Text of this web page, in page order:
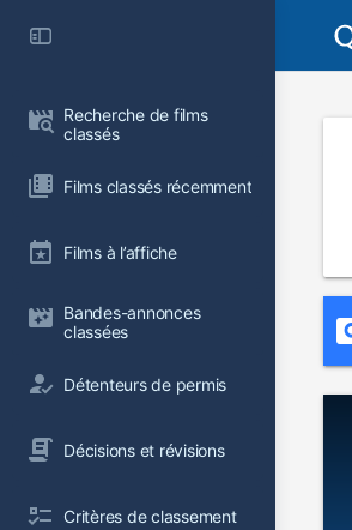
Recherche de films
classés
Films classés récemment
Films à l’affiche
Bandes-annonces
classées
Détenteurs de permis
Décisions et révisions
Critères de classement